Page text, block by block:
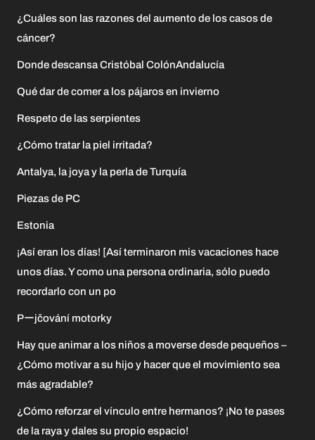
¿Cuáles son las razones del aumento de los casos de
cáncer?
Donde descansa Cristóbal ColónAndalucía
Qué dar de comer a los pájaros en invierno
Respeto de las serpientes
¿Cómo tratar la piel irritada?
Antalya, la joya y la perla de Turquía
Piezas de PC
Estonia
¡Así eran los días! [Así terminaron mis vacaciones hace
unos días. Y como una persona ordinaria, sólo puedo
recordarlo con un po
Pーjčování motorky
Hay que animar a los niños a moverse desde pequeños –
¿Cómo motivar a su hijo y hacer que el movimiento sea
más agradable?
¿Cómo reforzar el vínculo entre hermanos? ¡No te pases
de la raya y dales su propio espacio!